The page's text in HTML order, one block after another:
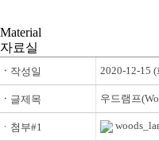
Material
자료실
ㆍ 작성일 2020-12-15
ㆍ 글제목 우드램프
ㆍ첨부#1